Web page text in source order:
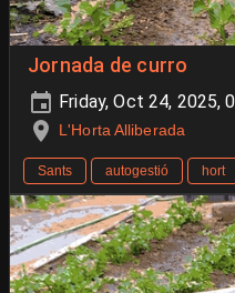
Jornada de curro
Friday, Oct 24, 2025,
L'Horta Alliberada
Sants autogestió hort